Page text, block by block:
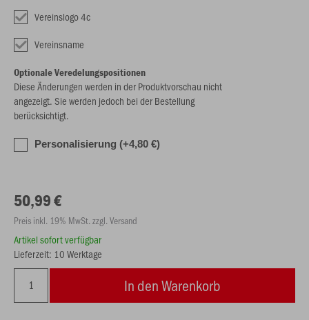
Vereinslogo 4c
Vereinsname
Optionale Veredelungspositionen
Diese Änderungen werden in der Produktvorschau nicht
angezeigt. Sie werden jedoch bei der Bestellung
berücksichtigt.
Personalisierung (+4,80 €)
50,99 €
Preis inkl. 19% MwSt. zzgl. Versand
Artikel sofort verfügbar
Lieferzeit: 10 Werktage
In den Warenkorb